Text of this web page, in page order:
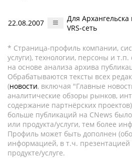
22.08.2007
Для Архангельска
VRS-сеть
* Страница-профиль компании,
услуги), технологии, персоны и т.п.
на основе анализа архива
Обрабатываются тексты всех
(новости, включая "Главные
аналитические обзоры рынков,
содержание партнёрских
больше публикаций на CNews
или продукта/услуги, тем более
Профиль может быть дополнен
информацией, в т.ч.
продукте/услуге.